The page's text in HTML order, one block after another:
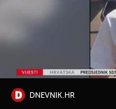
DNEVNIK.HR